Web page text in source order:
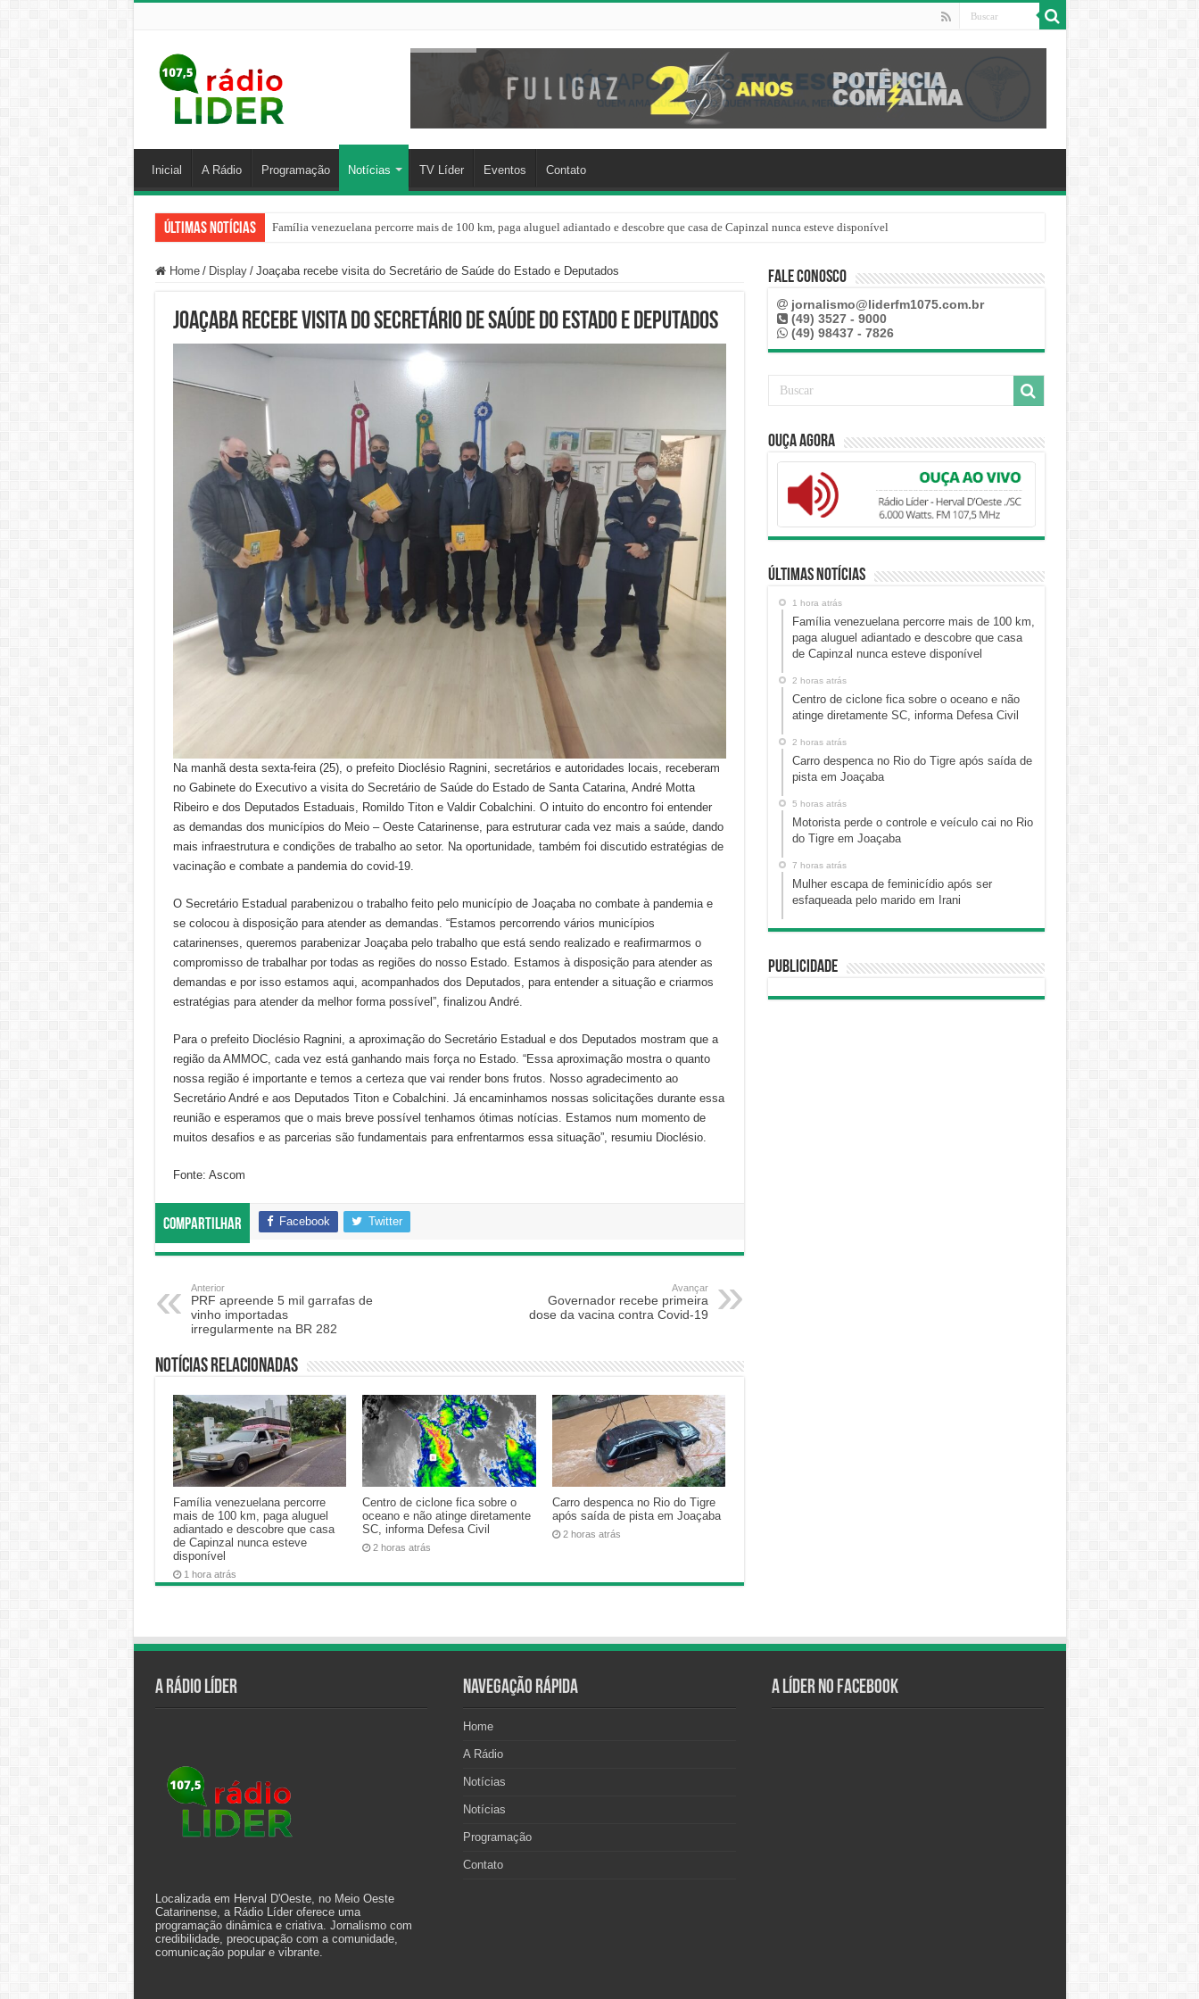
Inicial A Rádio Programação Notícias TV Líder Eventos Contato
Últimas Notícias Família venezuelana percorre mais de 100 km, paga aluguel adiantado e descobre que casa de Capinzal nunca esteve disponível
Centro de ciclone fica sobre o oceano e não atinge diretamente SC, informa Defesa Civil
Home / Display / Joaçaba recebe visita do Secretário de Saúde do Estado e Deputados
Joaçaba recebe visita do Secretário de Saúde do Estado e Deputados
Na manhã desta sexta-feira (25), o prefeito Dioclésio Ragnini, secretários e autoridades locais, receberam
no Gabinete do Executivo a visita do Secretário de Saúde do Estado de Santa Catarina, André Motta
Ribeiro e dos Deputados Estaduais, Romildo Titon e Valdir Cobalchini. O intuito do encontro foi entender
as demandas dos municípios do Meio – Oeste Catarinense, para estruturar cada vez mais a saúde, dando
mais infraestrutura e condições de trabalho ao setor. Na oportunidade, também foi discutido estratégias de
vacinação e combate a pandemia do covid-19.
O Secretário Estadual parabenizou o trabalho feito pelo município de Joaçaba no combate à pandemia e
se colocou à disposição para atender as demandas. “Estamos percorrendo vários municípios
catarinenses, queremos parabenizar Joaçaba pelo trabalho que está sendo realizado e reafirmarmos o
compromisso de trabalhar por todas as regiões do nosso Estado. Estamos à disposição para atender as
demandas e por isso estamos aqui, acompanhados dos Deputados, para entender a situação e criarmos
estratégias para atender da melhor forma possível”, finalizou André.
Para o prefeito Dioclésio Ragnini, a aproximação do Secretário Estadual e dos Deputados mostram que a
região da AMMOC, cada vez está ganhando mais força no Estado. “Essa aproximação mostra o quanto
nossa região é importante e temos a certeza que vai render bons frutos. Nosso agradecimento ao
Secretário André e aos Deputados Titon e Cobalchini. Já encaminhamos nossas solicitações durante essa
reunião e esperamos que o mais breve possível tenhamos ótimas notícias. Estamos num momento de
muitos desafios e as parcerias são fundamentais para enfrentarmos essa situação”, resumiu Dioclésio.
Fonte: Ascom
Compartilhar Facebook Twitter
Anterior
PRF apreende 5 mil garrafas de
vinho importadas
irregularmente na BR 282
Avançar
Governador recebe primeira
dose da vacina contra Covid-19
Notícias relacionadas
Família venezuelana percorre
mais de 100 km, paga aluguel
adiantado e descobre que casa
de Capinzal nunca esteve
disponível
1 hora atrás
Centro de ciclone fica sobre o
oceano e não atinge diretamente
SC, informa Defesa Civil
2 horas atrás
Carro despenca no Rio do Tigre
após saída de pista em Joaçaba
2 horas atrás
Fale Conosco
jornalismo@liderfm1075.com.br
(49) 3527 - 9000
(49) 98437 - 7826
Ouça Agora
Últimas Notícias
1 hora atrás
Família venezuelana percorre mais de 100 km,
paga aluguel adiantado e descobre que casa
de Capinzal nunca esteve disponível
2 horas atrás
Centro de ciclone fica sobre o oceano e não
atinge diretamente SC, informa Defesa Civil
2 horas atrás
Carro despenca no Rio do Tigre após saída de
pista em Joaçaba
5 horas atrás
Motorista perde o controle e veículo cai no Rio
do Tigre em Joaçaba
7 horas atrás
Mulher escapa de feminicídio após ser
esfaqueada pelo marido em Irani
Publicidade
A Rádio Líder
Localizada em Herval D'Oeste, no Meio Oeste
Catarinense, a Rádio Líder oferece uma
programação dinâmica e criativa. Jornalismo com
credibilidade, preocupação com a comunidade,
comunicação popular e vibrante.
Navegação Rápida
Home
A Rádio
Notícias
Notícias
Programação
Contato
A Líder no Facebook